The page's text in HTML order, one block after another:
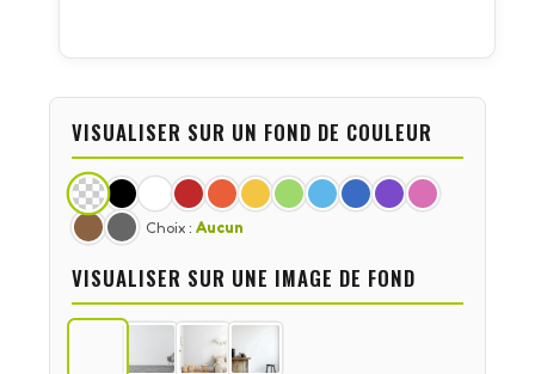
VISUALISER SUR UN FOND DE COULEUR
Choix : Aucun
VISUALISER SUR UNE IMAGE DE FOND